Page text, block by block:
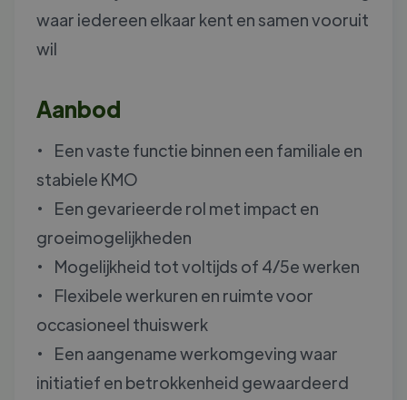
waar iedereen elkaar kent en samen vooruit
wil
Aanbod
• Een vaste functie binnen een familiale en
stabiele KMO
• Een gevarieerde rol met impact en
groeimogelijkheden
• Mogelijkheid tot voltijds of 4/5e werken
• Flexibele werkuren en ruimte voor
occasioneel thuiswerk
• Een aangename werkomgeving waar
initiatief en betrokkenheid gewaardeerd